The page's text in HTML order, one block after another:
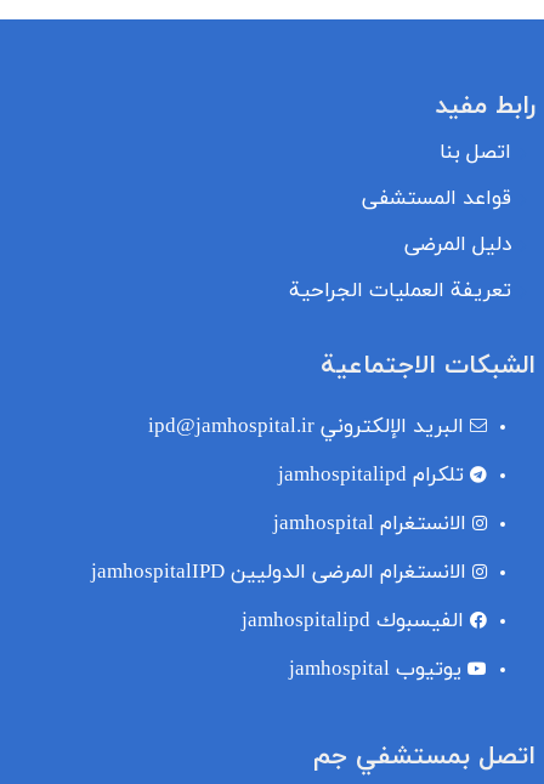
رابط مفيد
اتصل بنا
قواعد المستشفى
دليل المرضى
تعريفة العمليات الجراحية
الشبكات الاجتماعية
البريد الإلكتروني ipd@jamhospital.ir
تلکرام jamhospitalipd
الانستغرام jamhospital
الانستغرام المرضى الدوليين jamhospitalIPD
الفيسبوك jamhospitalipd
یوتیوب jamhospital
اتصل بمستشفي جم